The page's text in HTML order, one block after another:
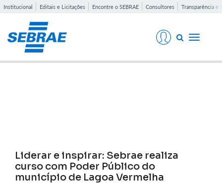
Institucional Editais e Licitações Encontre o SEBRAE Consultores Transparência e
Toggle
Liderar e inspirar: Sebrae realiza
curso com Poder Público do
município de Lagoa Vermelha